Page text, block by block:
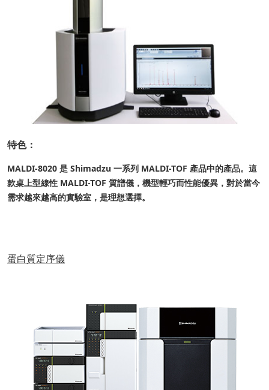
特色：
MALDI-8020 是 Shimadzu 一系列 MALDI-TOF 產品中的產品。這
款桌上型線性 MALDI-TOF 質譜儀，機型輕巧而性能優異，對於當今
需求越來越高的實驗室，是理想選擇。
蛋白質定序儀